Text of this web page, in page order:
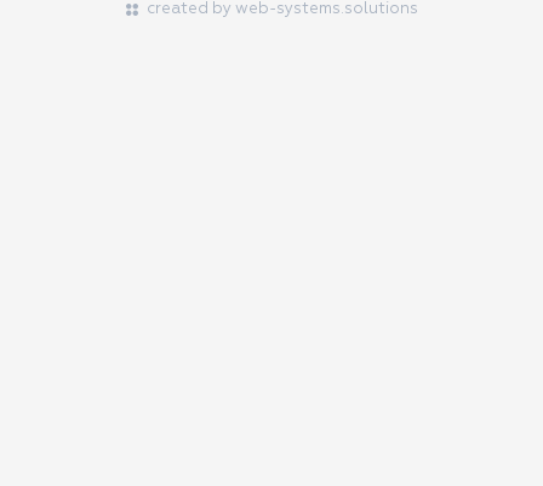
created by web-systems.solutions